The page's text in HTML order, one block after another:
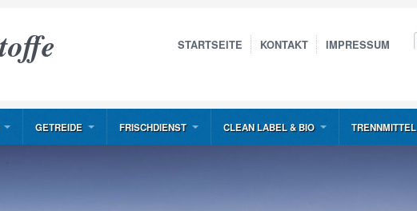
STARTSEITE KONTAKT IMPRESSUM
GETREIDE FRISCHDIENST CLEAN LABEL & BIO TRENNMITTEL